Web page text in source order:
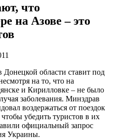
что
на Азове – это
области ставит под
на то, что на
и Кирилловке – не было
заболевания. Минздрав
воздержаться от поездок
убедить туристов в их
официальный запрос
Украины.